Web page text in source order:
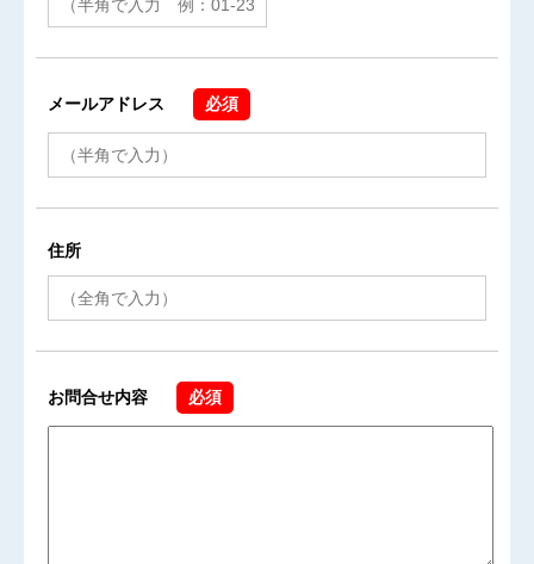
メールアドレス 必須
住所
お問合せ内容 必須